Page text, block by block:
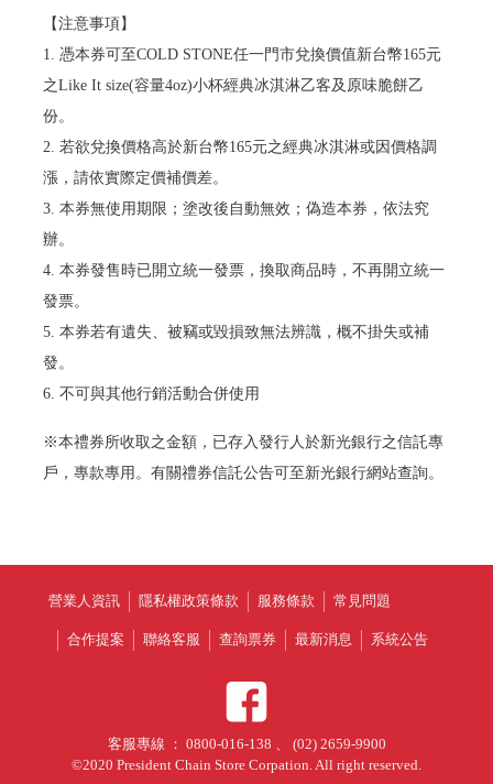
【注意事項】
1. 憑本券可至COLD STONE任一門市兌換價值新台幣165元
之Like It size(容量4oz)小杯經典冰淇淋乙客及原味脆餅乙
份。
2. 若欲兌換價格高於新台幣165元之經典冰淇淋或因價格調
漲，請依實際定價補價差。
3. 本券無使用期限；塗改後自動無效；偽造本券，依法究
辦。
4. 本券發售時已開立統一發票，換取商品時，不再開立統一
發票。
5. 本券若有遺失、被竊或毀損致無法辨識，概不掛失或補
發。
6. 不可與其他行銷活動合併使用
※本禮券所收取之金額，已存入發行人於新光銀行之信託專
戶，專款專用。有關禮券信託公告可至新光銀行網站查詢。
營業人資訊 隱私權政策條款 服務條款 常見問題
合作提案 聯絡客服 查詢票券 最新消息 系統公告
客服專線 ： 0800-016-138 、 (02) 2659-9900
©2020 President Chain Store Corpation. All right reserved.